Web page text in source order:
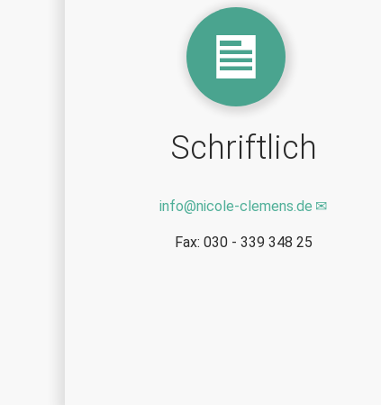
Schriftlich
info@nicole-clemens.de
Fax: 030 - 339 348 25